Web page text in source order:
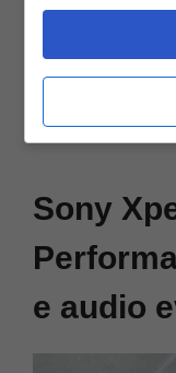
Sony
e audio